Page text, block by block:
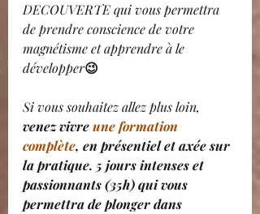
DECOUVERTE qui vous permettra
de prendre conscience de votre
magnétisme et apprendre à le
développer😉
Si vous souhaitez allez plus loin,
venez vivre une formation
complète, en présentiel et axée sur
la pratique. 5 jours intenses et
passionnants (35h) qui vous
permettra de plonger dans